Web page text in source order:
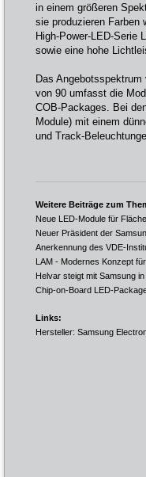
in einem größeren
sie produzieren Farben
High-Power-LED-Serie
sowie eine hohe
Das
von 90 umfasst die
COB-Packages. Bei
Module) mit einem
und Track-
Weitere Beiträge zum
Neue LED-Module für
Neuer Präsident der
Anerkennung des VDE-
LAM - Modernes Konzept
Helvar steigt mit Samsung
Chip-on-Board LED-
Links:
Hersteller: Samsung